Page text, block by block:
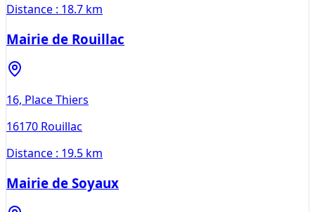
Distance : 18.7 km
Mairie de Rouillac
16, Place Thiers
16170 Rouillac
Distance : 19.5 km
Mairie de Soyaux